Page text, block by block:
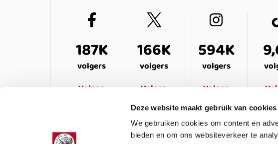
Deze website maakt gebruik van cookies
We gebruiken cookies om content en
bieden en om ons websiteverkeer te
187K
volgers
Volgen
166K
volgers
Volgen
594K
volgers
Volgen